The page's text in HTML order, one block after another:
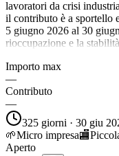
lavoratori da crisi
il contributo è a sportello
5 giugno 2026 al 30
rioccupazione e la
Importo max
—
Contributo
—
325 giorni · 30 giu
🌱Micro impresa🏬
Aperto